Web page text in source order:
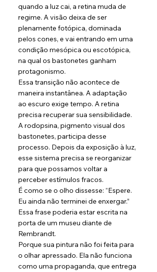
quando a luz cai, a retina muda de
regime. A visão deixa de ser
plenamente fotópica, dominada
pelos cones, e vai entrando em uma
condição mesópica ou escotópica,
na qual os bastonetes ganham
protagonismo.
Essa transição não acontece de
maneira instantânea. A adaptação
ao escuro exige tempo. A retina
precisa recuperar sua sensibilidade.
A rodopsina, pigmento visual dos
bastonetes, participa desse
processo. Depois da exposição à luz,
esse sistema precisa se reorganizar
para que possamos voltar a
perceber estímulos fracos.
É como se o olho dissesse: “Espere.
Eu ainda não terminei de enxergar.”
Essa frase poderia estar escrita na
porta de um museu diante de
Rembrandt.
Porque sua pintura não foi feita para
o olhar apressado. Ela não funciona
como uma propaganda, que entrega